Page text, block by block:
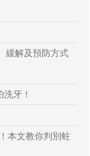
緩解及預防方式
牙！
本文教你判別蛀